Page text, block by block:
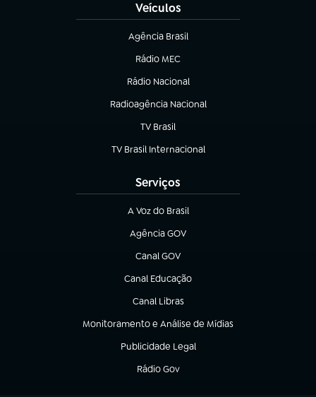
Veículos
Agência Brasil
(abre em nova aba)
Rádio MEC
(abre em nova aba)
Rádio Nacional
Radioagência Nacional
(abre em nova aba)
TV Brasil
(abre em nova aba)
TV Brasil Internacional
(abre em nova aba)
Serviços
A Voz do Brasil
(abre em nova aba)
Agência GOV
(abre em nova aba)
Canal GOV
(abre em nova aba)
Canal Educação
(abre em nova aba)
Canal Libras
(abre em nova aba)
Monitoramento e Análise de Mídias
(abre em nova aba)
Publicidade Legal
(abre em nova aba)
Rádio Gov
(abre em nova aba)